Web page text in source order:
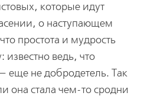
которые идут
о наступающем
простота и мудрость
известно ведь, что
еще не добродетель. Так
она стала чем-то сродни